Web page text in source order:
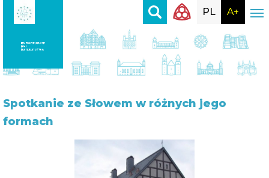
PL A+
Spotkanie ze Słowem w różnych jego
formach